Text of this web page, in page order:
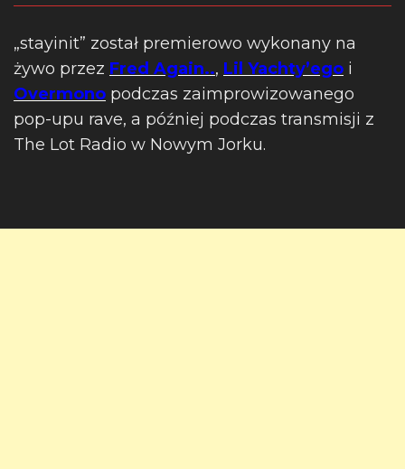
„stayinit” został premierowo wykonany na
żywo przez Fred Again.., Lil Yachty’ego i
Overmono podczas zaimprowizowanego
pop-upu rave, a później podczas transmisji z
The Lot Radio w Nowym Jorku.